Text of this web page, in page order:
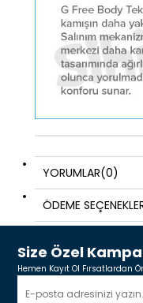
YORUMLAR(0)
ÖDEME
Size Özel
Hemen Kayıt Ol Fırsatlardan